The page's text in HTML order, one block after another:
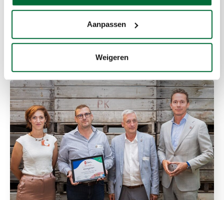
Aanpassen
Weigeren
producten is al meerdere jaren zwaar
zien helaas geen andere mogelijkheid.